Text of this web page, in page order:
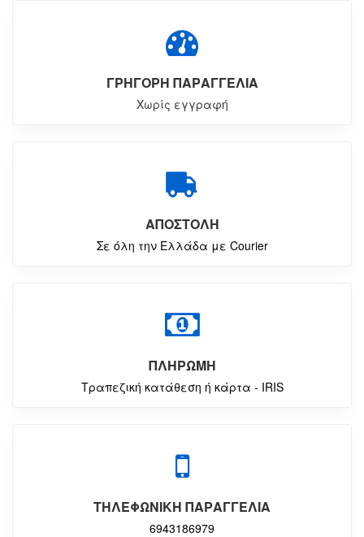
ΓΡΗΓΟΡΗ ΠΑΡΑΓΓΕΛΙΑ
Χωρίς εγγραφή
ΑΠΟΣΤΟΛΗ
Σε όλη την Ελλάδα με Courier
ΠΛΗΡΩΜΗ
Τραπεζική κατάθεση ή κάρτα - IRIS
ΤΗΛΕΦΩΝΙΚΗ ΠΑΡΑΓΓΕΛΙΑ
6943186979